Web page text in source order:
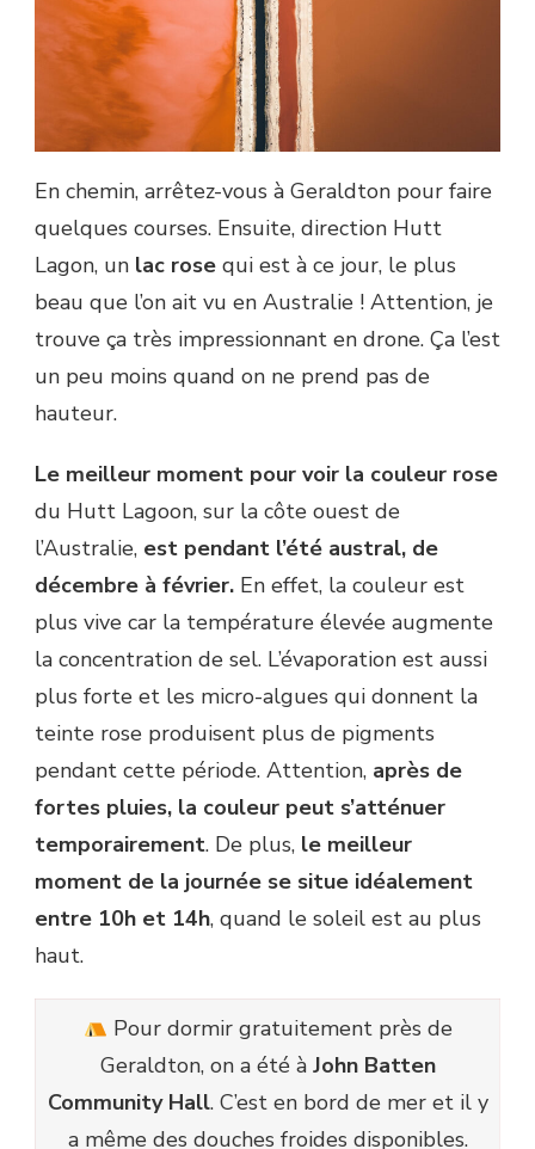
En chemin, arrêtez-vous à Geraldton pour faire
quelques courses. Ensuite, direction Hutt
Lagon, un lac rose qui est à ce jour, le plus
beau que l’on ait vu en Australie ! Attention, je
trouve ça très impressionnant en drone. Ça l’est
un peu moins quand on ne prend pas de
hauteur.
Le meilleur moment pour voir la couleur rose
du Hutt Lagoon, sur la côte ouest de
l’Australie, est pendant l’été austral, de
décembre à février. En effet, la couleur est
plus vive car la température élevée augmente
la concentration de sel. L’évaporation est aussi
plus forte et les micro-algues qui donnent la
teinte rose produisent plus de pigments
pendant cette période. Attention, après de
fortes pluies, la couleur peut s’atténuer
temporairement. De plus, le meilleur
moment de la journée se situe idéalement
entre 10h et 14h, quand le soleil est au plus
haut.
Pour dormir gratuitement près de
Geraldton, on a été à John Batten
Community Hall. C’est en bord de mer et il y
a même des douches froides disponibles.